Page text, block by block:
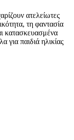
ατελείωτες
τη φαντασία
κατασκευασμένα
για παιδιά ηλικίας